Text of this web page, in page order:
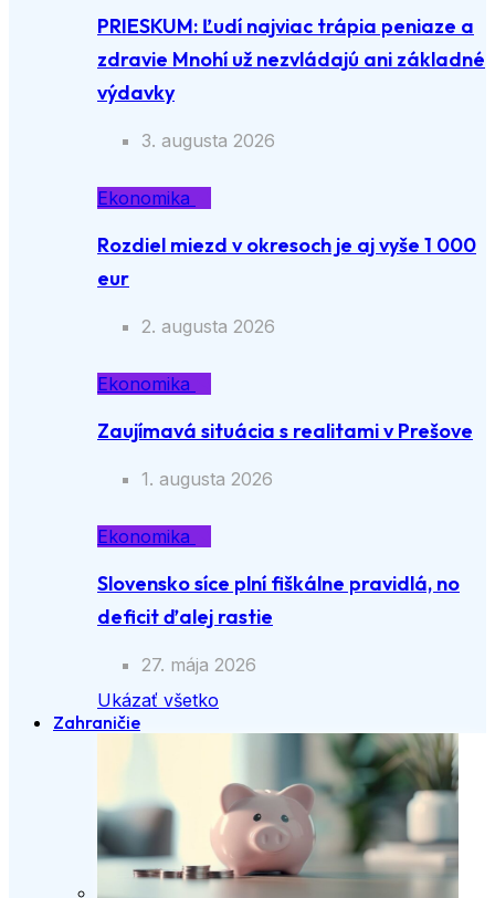
PRIESKUM: Ľudí najviac trápia peniaze a
zdravie Mnohí už nezvládajú ani základné
výdavky
3. augusta 2026
Ekonomika
Rozdiel miezd v okresoch je aj vyše 1 000
eur
2. augusta 2026
Ekonomika
Zaujímavá situácia s realitami v Prešove
1. augusta 2026
Ekonomika
Slovensko síce plní fiškálne pravidlá, no
deficit ďalej rastie
27. mája 2026
Ukázať všetko
Zahraničie